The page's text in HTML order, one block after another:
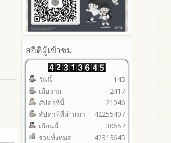
คู่มือหรือแนวทางการขอรับ
บริการสำหรับผู้รับบริการหรือผู้มา
ติดต่อ
ระบบการให้บริการผ่านช่อง
ทางออนไลน์ (E-Service)
My Office
My School
SL-WEB
BRSS
ACC Tak2
ข้อมูลสถิติการให้บริการ
2568
2567
2566
2565
2564
2563
รายงานการกำกับติดตาม
มาตรการส่งเสริมคุณธรรมและ
ความโปร่งใสภายใน สพท.
การนำผลการประเมิน ITA ไปสู่
การพัฒนาองค์กร
รายงานผลการดำเนินการเพื่อ
ส่วนรวม
มาตรการตรวจสอบการใช้ดุลพินิจ
มาตราการให้ผู้มีส่วนได้ส่วนเสียมี
ส่วนร่วม
สถิติผู้เข้าชม
วันนี้
เมื่อวาน
สัปดาห์นี้
สัปดาห์ที่ผ่านมา
เดือนนี้
รวมทั้งหมด
145
2417
21046
42255407
30657
42313645